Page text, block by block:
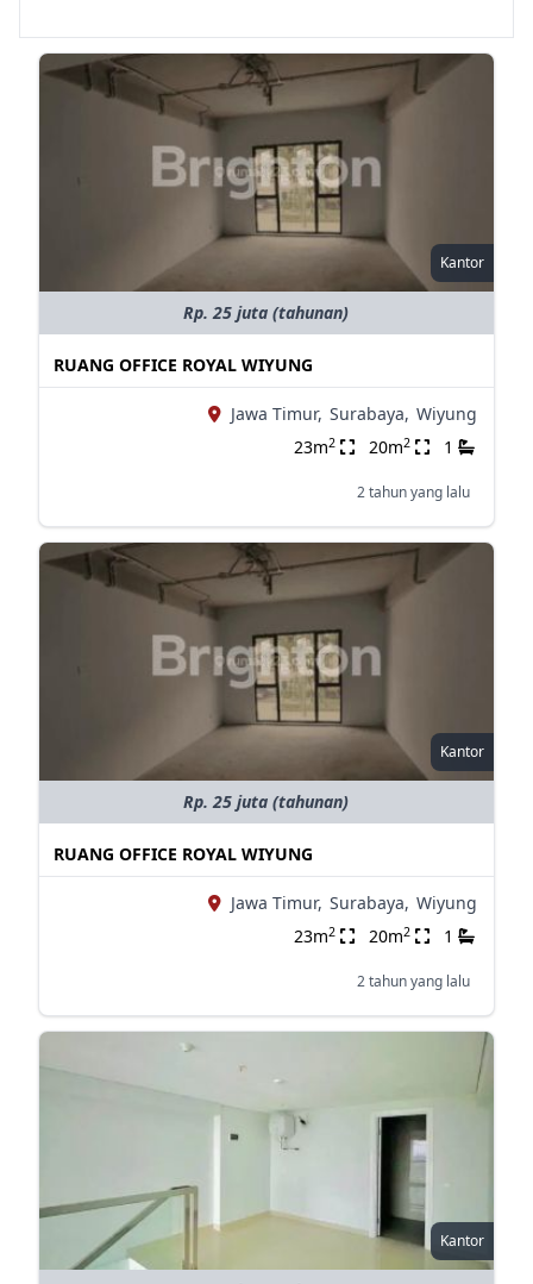
Kantor
Rp. 25 juta (tahunan)
RUANG OFFICE ROYAL WIYUNG
Jawa Timur, Surabaya, Wiyung
23m2 20m2 1
2 tahun yang lalu
Kantor
Rp. 25 juta (tahunan)
RUANG OFFICE ROYAL WIYUNG
Jawa Timur, Surabaya, Wiyung
23m2 20m2 1
2 tahun yang lalu
Kantor